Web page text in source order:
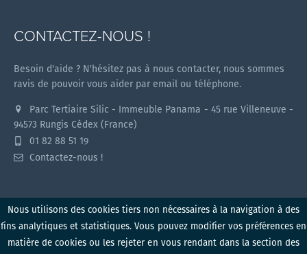
Nous utilisons des cookies tiers non nécessaires à la navigation à des
fins analytiques et statistiques. Vous pouvez modifier vos préférences en
matière de cookies ou les rejeter en vous rendant dans la section des
CONTACTEZ-NOUS !
Besoin d'aide ? N'hésitez pas à nous contacter, nous sommes
ravis de pouvoir vous aider par email ou téléphone.
Parc Tertiaire Silic - Immeuble Panama - 45 rue Villeneuve -
94573 Rungis Cédex (France)
01 82 88 51 19
Contactez-nous !
Myzone v1.2.0 (2026)